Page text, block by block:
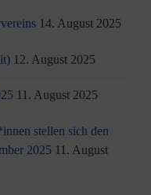
14. August 2025
12. August 2025
11. August 2025
stellen sich den
2025 11. August